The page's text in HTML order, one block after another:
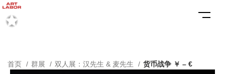
首页 群展 双人展：汉先生 & 麦先生 货币战争 ￥ – €